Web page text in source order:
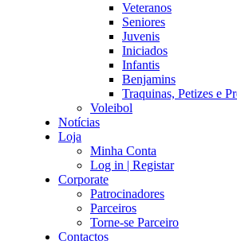
Veteranos
Seniores
Juvenis
Iniciados
Infantis
Benjamins
Traquinas, Petizes e
Voleibol
Notícias
Loja
Minha Conta
Log in | Registar
Corporate
Patrocinadores
Parceiros
Torne-se Parceiro
Contactos